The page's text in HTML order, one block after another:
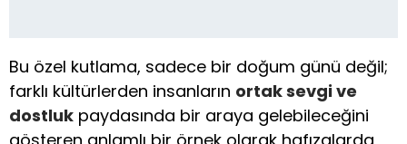
Bu özel kutlama, sadece bir doğum günü değil;
farklı kültürlerden insanların ortak sevgi ve
dostluk paydasında bir araya gelebileceğini